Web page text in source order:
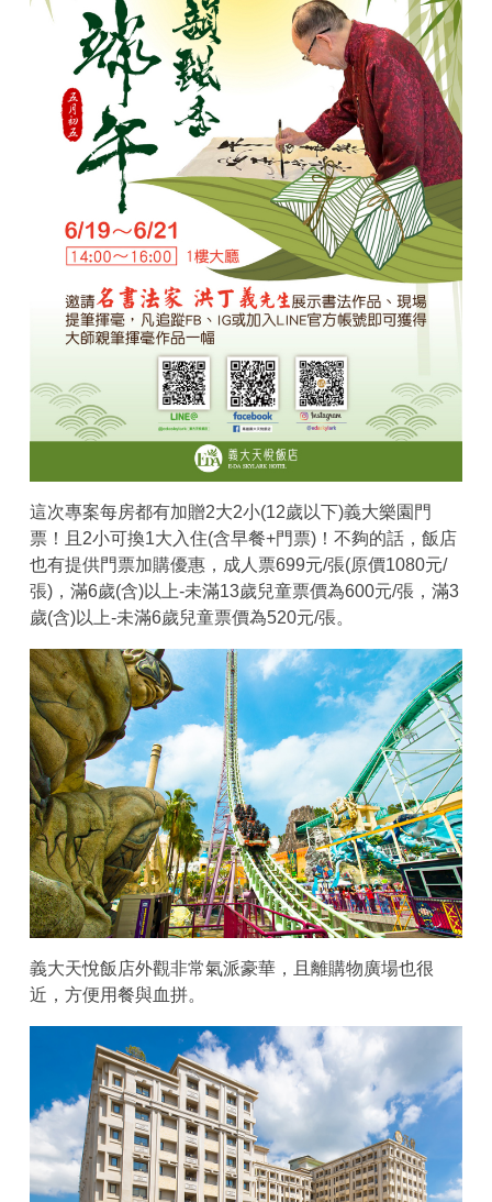
這次專案每房都有加贈2大2小(12歲以下)義大樂園門
票！且2小可換1大入住(含早餐+門票)！不夠的話，飯店
也有提供門票加購優惠，成人票699元/張(原價1080元/
張)，滿6歲(含)以上-未滿13歲兒童票價為600元/張，滿3
歲(含)以上-未滿6歲兒童票價為520元/張。
義大天悅飯店外觀非常氣派豪華，且離購物廣場也很
近，方便用餐與血拼。